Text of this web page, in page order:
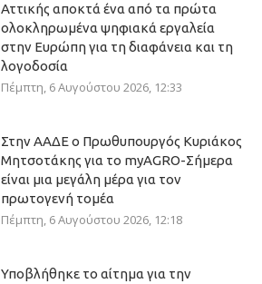
Αττικής αποκτά ένα από τα πρώτα
ολοκληρωμένα ψηφιακά εργαλεία
στην Ευρώπη για τη διαφάνεια και τη
λογοδοσία
Πέμπτη, 6 Αυγούστου 2026, 12:33
Στην ΑΑΔΕ ο Πρωθυπουργός Κυριάκος
Μητσοτάκης για το myAGRO-Σήμερα
είναι μια μεγάλη μέρα για τον
πρωτογενή τομέα
Πέμπτη, 6 Αυγούστου 2026, 12:18
Υποβλήθηκε το αίτημα για την